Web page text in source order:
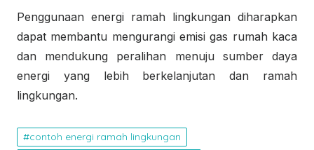
Penggunaan energi ramah lingkungan diharapkan
dapat membantu mengurangi emisi gas rumah kaca
dan mendukung peralihan menuju sumber daya
energi yang lebih berkelanjutan dan ramah
lingkungan.
contoh energi ramah lingkungan